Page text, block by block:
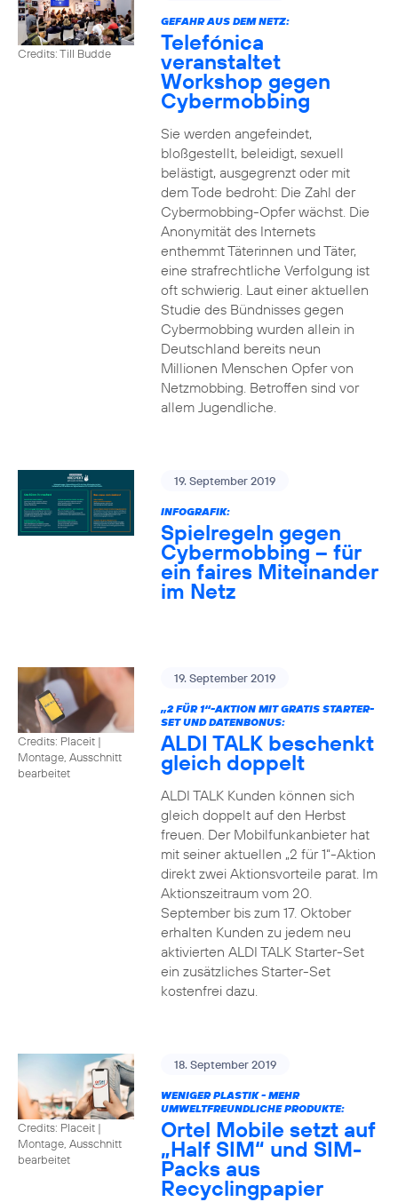
Credits: Till Budde
GEFAHR AUS DEM NETZ:
Telefónica
veranstaltet
Workshop gegen
Cybermobbing
Sie werden angefeindet,
bloßgestellt, beleidigt, sexuell
belästigt, ausgegrenzt oder mit
dem Tode bedroht: Die Zahl der
Cybermobbing-Opfer wächst. Die
Anonymität des Internets
enthemmt Täterinnen und Täter,
eine strafrechtliche Verfolgung ist
oft schwierig. Laut einer aktuellen
Studie des Bündnisses gegen
Cybermobbing wurden allein in
Deutschland bereits neun
Millionen Menschen Opfer von
Netzmobbing. Betroffen sind vor
allem Jugendliche.
19. September 2019
INFOGRAFIK:
Spielregeln gegen
Cybermobbing – für
ein faires Miteinander
im Netz
Credits: Placeit |
Montage, Ausschnitt
bearbeitet
19. September 2019
„2 FÜR 1“-AKTION MIT GRATIS STARTER-
SET UND DATENBONUS:
ALDI TALK beschenkt
gleich doppelt
ALDI TALK Kunden können sich
gleich doppelt auf den Herbst
freuen. Der Mobilfunkanbieter hat
mit seiner aktuellen „2 für 1“-Aktion
direkt zwei Aktionsvorteile parat. Im
Aktionszeitraum vom 20.
September bis zum 17. Oktober
erhalten Kunden zu jedem neu
aktivierten ALDI TALK Starter-Set
ein zusätzliches Starter-Set
kostenfrei dazu.
Credits: Placeit |
Montage, Ausschnitt
bearbeitet
18. September 2019
WENIGER PLASTIK - MEHR
UMWELTFREUNDLICHE PRODUKTE:
Ortel Mobile setzt auf
„Half SIM“ und SIM-
Packs aus
Recyclingpapier